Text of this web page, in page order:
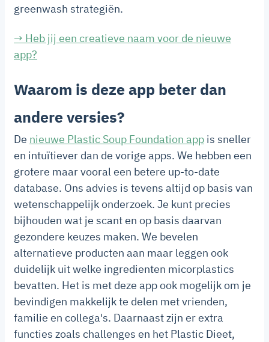
greenwash strategiën.
→ Heb jij een creatieve naam voor de nieuwe
app?
Waarom is deze app beter dan
andere versies?
De nieuwe Plastic Soup Foundation app is sneller
en intuïtiever dan de vorige apps. We hebben een
grotere maar vooral een betere up-to-date
database. Ons advies is tevens altijd op basis van
wetenschappelijk onderzoek. Je kunt precies
bijhouden wat je scant en op basis daarvan
gezondere keuzes maken. We bevelen
alternatieve producten aan maar leggen ook
duidelijk uit welke ingredienten micorplastics
bevatten. Het is met deze app ook mogelijk om je
bevindigen makkelijk te delen met vrienden,
familie en collega's. Daarnaast zijn er extra
functies zoals challenges en het Plastic Dieet,